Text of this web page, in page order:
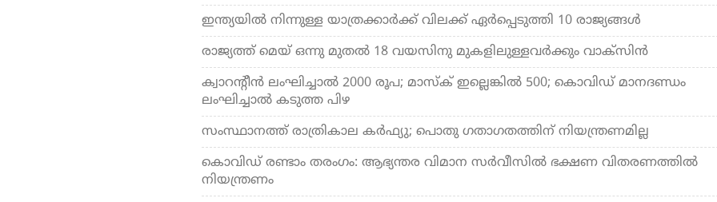
ഇന്ത്യയില്‍ നിന്നുള്ള യാത്രക്കാര്‍ക്ക് വിലക്ക് ഏര്‍പ്പെടുത്തി 10 രാജ്യങ്ങള്‍
രാജ്യത്ത് മെയ് ഒന്നു മുതല്‍ 18 വയസിനു മുകളിലുള്ളവര്‍ക്കും വാക്സിന്‍
ക്വാറന്റീന്‍ ലംഘിച്ചാല്‍ 2000 രൂപ; മാസ്‌ക് ഇല്ലെങ്കില്‍ 500; കൊവിഡ് മാനദണ്ഡം
ലംഘിച്ചാല്‍ കടുത്ത പിഴ
സംസ്ഥാനത്ത് രാത്രികാല കര്‍ഫ്യു; പൊതു ഗതാഗതത്തിന് നിയന്ത്രണമില്ല
കൊവിഡ് രണ്ടാം തരംഗം: ആഭ്യന്തര വിമാന സര്‍വീസില്‍ ഭക്ഷണ വിതരണത്തില്‍
നിയന്ത്രണം